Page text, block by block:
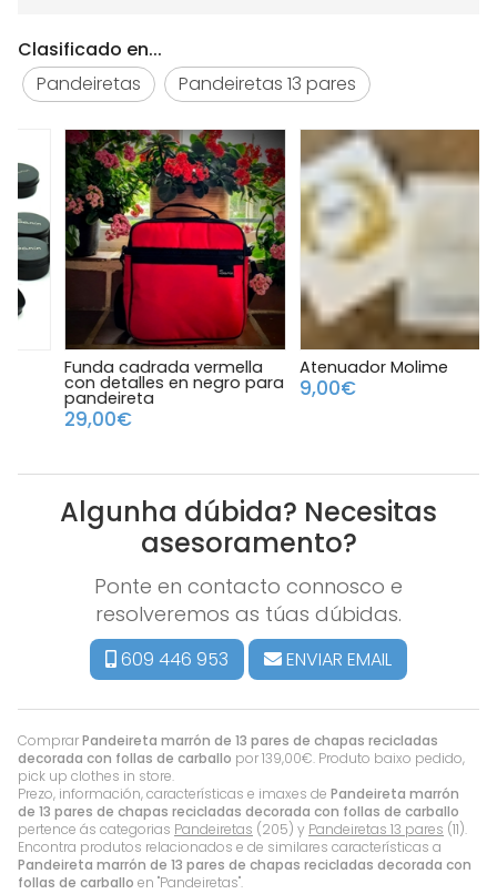
ComprarPandeireta marrón de 13 pares de chapas recicladas
decorada con follas de carballo por139,00€. Produto baixo pedido,
pick up clothes in store.
Prezo, información, características e imaxes de Pandeireta marrón
de 13 pares de chapas recicladas decorada con follas de carballo
pertence ás categorias Pandeiretas (205) y Pandeiretas 13 pares (11).
Encontra produtos relacionados e de similares características a
Pandeireta marrón de 13 pares de chapas recicladas decorada con
follas de carballo en "Pandeiretas".
Clasificado en...
Pandeiretas
Pandeiretas 13 pares
Funda cadrada vermella
con detalles en negro para
pandeireta
29,00€
Atenuador Molime
9,00€
Algunha dúbida? Necesitas
asesoramento?
Ponte en contacto connosco e
resolveremos as túas dúbidas.
609 446 953 ENVIAR EMAIL